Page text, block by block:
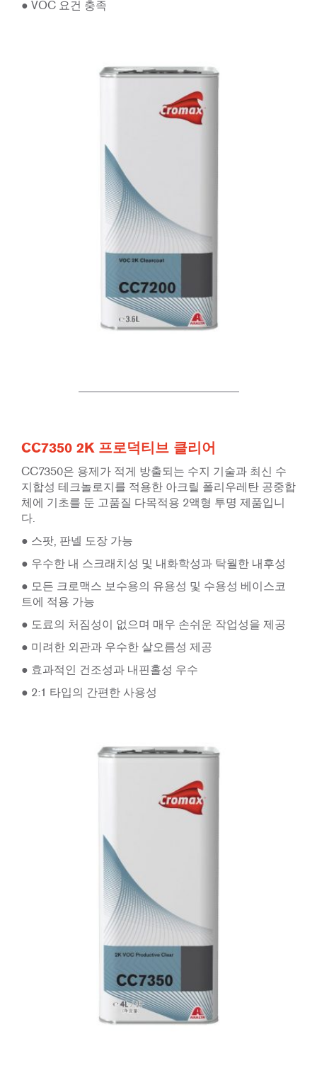
● VOC 요건 충족
CC7350 2K 프로덕티브 클리어
CC7350은 용제가 적게 방출되는 수지 기술과 최신 수
지합성 테크놀로지를 적용한 아크릴 폴리우레탄 공중합
체에 기초를 둔 고품질 다목적용 2액형 투명 제품입니
다.
● 스팟, 판넬 도장 가능
● 우수한 내 스크래치성 및 내화학성과 탁월한 내후성
● 모든 크로맥스 보수용의 유용성 및 수용성 베이스코
트에 적용 가능
● 도료의 처짐성이 없으며 매우 손쉬운 작업성을 제공
● 미려한 외관과 우수한 살오름성 제공
● 효과적인 건조성과 내핀홀성 우수
● 2:1 타입의 간편한 사용성